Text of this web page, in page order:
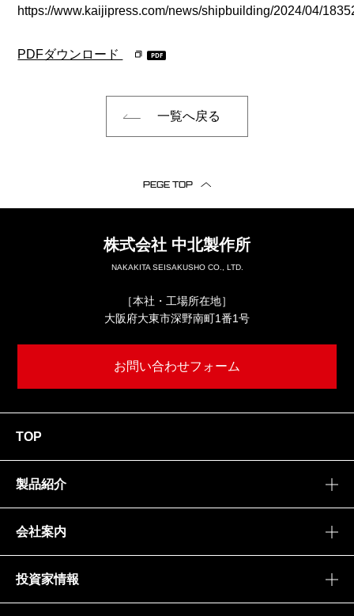
https://www.kaijipress.com/news/shipbuilding/2024/04/
PDFダウンロード
一覧へ戻る
PEGE TOP
株式会社 中北製作所
NAKAKITA SEISAKUSHO CO., LTD.
［本社・工場所在地］
大阪府大東市深野南町1番1号
お問い合わせフォーム
TOP
製品紹介
会社案内
投資家情報